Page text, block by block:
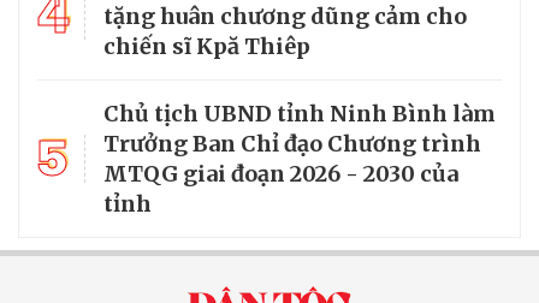
4
tặng huân chương dũng cảm cho
chiến sĩ Kpă Thiêp
5
Chủ tịch UBND tỉnh Ninh Bình làm
Trưởng Ban Chỉ đạo Chương trình
MTQG giai đoạn 2026 - 2030 của
tỉnh